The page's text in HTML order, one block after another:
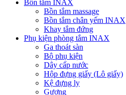
Bồn tắm INAX
Bồn tắm massage
Bồn tắm chân yếm INAX
Khay tắm đứng
Phụ kiện phòng tắm INAX
Ga thoát sàn
Bộ phụ kiện
Dây cấp nước
Hộp đựng giấy (Lô giấy)
Kệ đựng ly
Gương